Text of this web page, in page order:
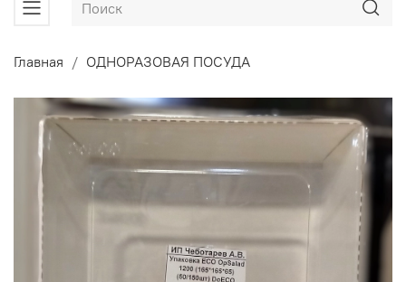
Главная ОДНОРАЗОВАЯ ПОСУДА